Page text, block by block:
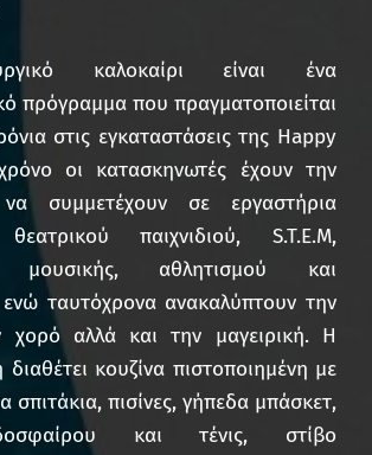
καλοκαίρι είναι ένα
πρόγραμμα που πραγματοποιείται
στις εγκαταστάσεις της Happy
οι κατασκηνωτές έχουν την
να συμμετέχουν σε εργαστήρια
θεατρικού παιχνιδιού, S.T.E.M,
μουσικής, αθλητισμού και
ταυτόχρονα ανακαλύπτουν την
χορό αλλά και την μαγειρική. Η
κουζίνα πιστοποιημένη με
σπιτάκια, πισίνες, γήπεδα μπάσκετ,
και τένις, στίβο